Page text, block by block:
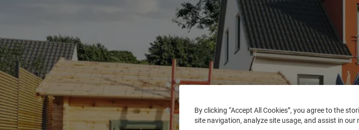
By clicking “Accept All Cookies”, you agree to the
site navigation, analyze site usage, and assist in